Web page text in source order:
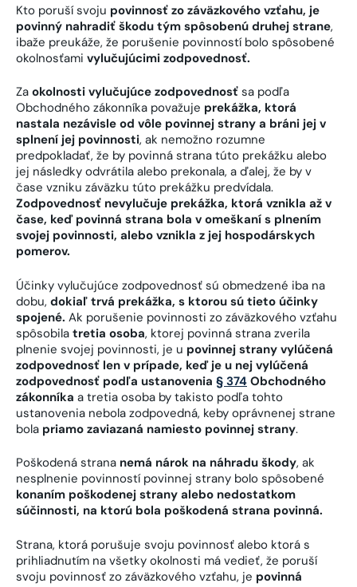
Kto poruší svoju povinnosť zo záväzkového vzťahu, je
povinný nahradiť škodu tým spôsobenú druhej strane,
ibaže preukáže, že porušenie povinností bolo spôsobené
okolnosťami vylučujúcimi zodpovednosť.
Za okolnosti vylučujúce zodpovednosť sa podľa
Obchodného zákonníka považuje prekážka, ktorá
nastala nezávisle od vôle povinnej strany a bráni jej v
splnení jej povinnosti, ak nemožno rozumne
predpokladať, že by povinná strana túto prekážku alebo
jej následky odvrátila alebo prekonala, a ďalej, že by v
čase vzniku záväzku túto prekážku predvídala.
Zodpovednosť nevylučuje prekážka, ktorá vznikla až v
čase, keď povinná strana bola v omeškaní s plnením
svojej povinnosti, alebo vznikla z jej hospodárskych
pomerov.
Účinky vylučujúce zodpovednosť sú obmedzené iba na
dobu, dokiaľ trvá prekážka, s ktorou sú tieto účinky
spojené. Ak porušenie povinnosti zo záväzkového vzťahu
spôsobila tretia osoba, ktorej povinná strana zverila
plnenie svojej povinnosti, je u povinnej strany vylúčená
zodpovednosť len v prípade, keď je u nej vylúčená
zodpovednosť podľa ustanovenia § 374 Obchodného
zákonníka a tretia osoba by takisto podľa tohto
ustanovenia nebola zodpovedná, keby oprávnenej strane
bola priamo zaviazaná namiesto povinnej strany.
Poškodená strana nemá nárok na náhradu škody, ak
nesplnenie povinností povinnej strany bolo spôsobené
konaním poškodenej strany alebo nedostatkom
súčinnosti, na ktorú bola poškodená strana povinná.
Strana, ktorá porušuje svoju povinnosť alebo ktorá s
prihliadnutím na všetky okolnosti má vedieť, že poruší
svoju povinnosť zo záväzkového vzťahu, je povinná